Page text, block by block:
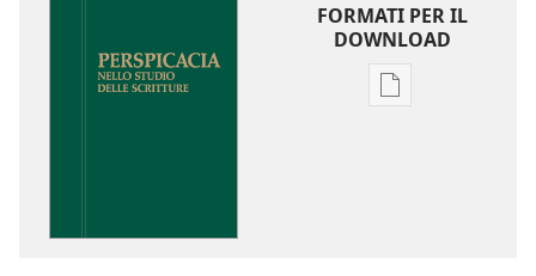
FORMATI PER IL
DOWNLOAD
Opzioni